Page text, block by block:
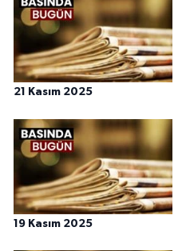
21 Kasım 2025
19 Kasım 2025